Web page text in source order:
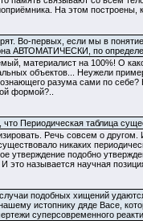
На этом
Во-первых, если мы в
АВТОМАТИЧЕСКИ, по
материалист на 100%! О
объектов... Неужели
разума сами по
формой?..
что Периодическая таблица
Речь совсем о другом.
никаких
утверждение подобно
это называется научная
подобных хищений
истопнику дяде Васе,
суперсовременного